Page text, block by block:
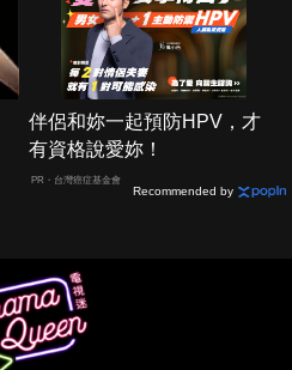
伴侶和妳一起預防HPV，才
有資格說愛妳！
PR・台灣癌症基金會
Recommended by